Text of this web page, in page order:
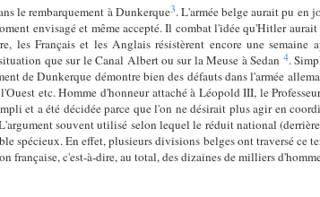
le rembarquement à Dunkerque3. L'armée belge aurait pu en
envisagé et même accepté. Il combat l'idée qu'Hitler aurait
les Français et les Anglais résistèrent encore une semaine
que sur le Canal Albert ou sur la Meuse à Sedan 4.
de Dunkerque démontre bien des défauts dans l'armée
etc. Homme d'honneur attaché à Léopold III, le
et a été décidée parce que l'on ne désirait plus agir en
souvent utilisé selon lequel le réduit national
spécieux. En effet, plusieurs divisions belges ont traversé ce
française, c'est-à-dire, au total, des dizaines de milliers